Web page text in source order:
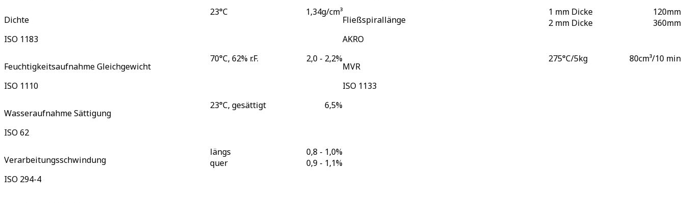
Dichte
ISO 1183
23°C 1,34g/cm³
Feuchtigkeitsaufnahme Gleichgewicht
ISO 1110
70°C, 62% r.F. 2,0 - 2,2%
Wasseraufnahme Sättigung
ISO 62
23°C, gesättigt 6,5%
Verarbeitungsschwindung
ISO 294-4
längs
quer
0,8 - 1,0%
0,9 - 1,1%
Fließspirallänge
AKRO
1 mm Dicke
2 mm Dicke
120mm
360mm
MVR
ISO 1133
275°C/5kg 80cm³/10 min